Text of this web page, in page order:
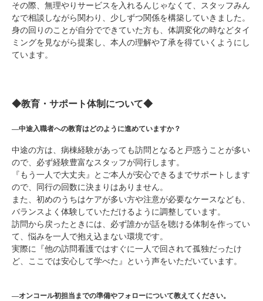
その際、無理やりサービスを入れるんじゃなくて、スタッフみん
なで相談しながら関わり、少しずつ関係を構築していきました。
身の回りのことが自分でできていた方も、体調変化の時などタイ
ミングを見ながら提案し、本人の理解や了承を得ていくようにし
ています。
◆教育・サポート体制について◆
―中途入職者への教育はどのように進めていますか？
中途の方は、病棟経験があっても訪問となると戸惑うことが多い
ので、必ず経験豊富なスタッフが同行します。
『もう一人で大丈夫』とご本人が安心できるまでサポートします
ので、同行の回数に決まりはありません。
また、初めのうちはケアが多い方や注意が必要なケースなども、
バランスよく体験していただけるように調整しています。
訪問から戻ったときには、必ず誰かが話を聴ける体制を作ってい
て、悩みを一人で抱え込まない環境です。
実際に『他の訪問看護ではすぐに一人で回されて孤独だったけ
ど、ここでは安心して学べた』という声をいただいています。
―オンコール初担当までの準備やフォローについて教えてください。